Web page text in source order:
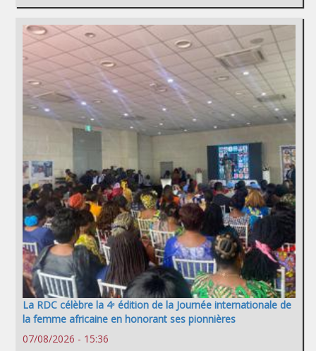
La RDC célèbre la 4ᵉ édition de la Journée internationale de
la femme africaine en honorant ses pionnières
07/08/2026 - 15:36